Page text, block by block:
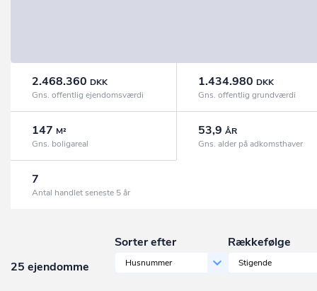
2.468.360 DKK
Gns. offentlig ejendomsværdi
1.434.980 DKK
Gns. offentlig grundværdi
147 M²
Gns. boligareal
53,9 ÅR
Gns. alder på adkomsthaver
7
Antal handlet seneste 5 år
25 ejendomme
Sorter efter
Husnummer
Rækkefølge
Stigende